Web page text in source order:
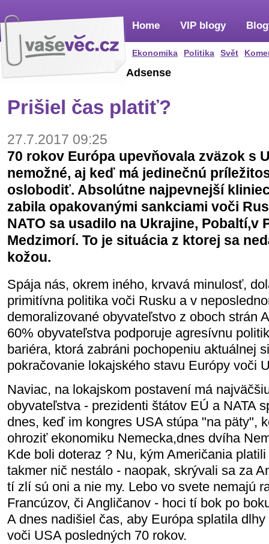
Home
Ekonomika Politika Svět
VIP blogy
Adsense
Prišiel čas platiť?
27.7.2017 09:25
70 rokov Európa upevňovala zväzok s
nemožné, aj keď má jedinečnú
oslobodiť. Absolútne najpevnejší
zabila opakovanými sankciami voči
NATO sa usadilo na Ukrajine, Pobaltí,v
Medzimorí. To je situácia z ktorej sa
kožou.
Spája nás, okrem iného, krvavá minulosť,
primitívna politika voči Rusku a v
demoralizované obyvateľstvo z oboch strán
60% obyvateľstva podporuje agresívnu
bariéra, ktorá zabráni pochopeniu aktuálnej
pokračovanie lokajského stavu Európy voči
Naviac, na lokajskom postavení má
obyvateľstva - prezidenti štátov EÚ a NATA
dnes, keď im kongres USA stúpa "na päty",
ohroziť ekonomiku Nemecka,dnes dvíha
Kde boli doteraz ? Nu, kým Američania
takmer nič nestálo - naopak, skrývali sa za
tí zlí sú oni a nie my. Lebo vo svete nemajú
Francúzov, či Angličanov - hoci tí bok po
A dnes nadišiel čas, aby Európa splatila
voči USA posledných 70 rokov.